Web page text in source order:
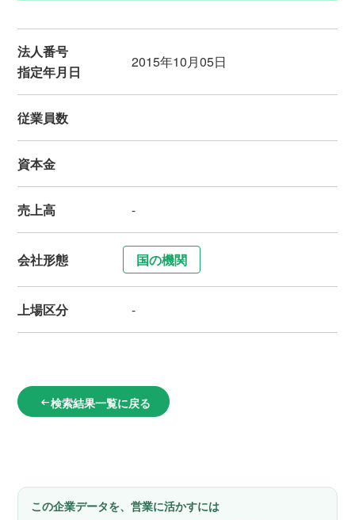
法人番号
指定年月日
2015年10月05日
従業員数
資本金
売上高 -
会社形態 国の機関
上場区分 -
arrow_left_alt検索結果一覧に戻る
この企業データを、営業に活かすには